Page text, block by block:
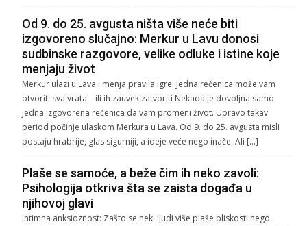
Od 9. do 25. avgusta ništa više neće biti
izgovoreno slučajno: Merkur u Lavu donosi
sudbinske razgovore, velike odluke i istine koje
menjaju život
Merkur ulazi u Lava i menja pravila igre: Jedna rečenica može vam
otvoriti sva vrata – ili ih zauvek zatvoriti Nekada je dovoljna samo
jedna izgovorena rečenica da vam promeni život. Upravo takav
period počinje ulaskom Merkura u Lava. Od 9. do 25. avgusta misli
postaju hrabrije, glas sigurniji, a ideje veće nego inače. Ali […]
Plaše se samoće, a beže čim ih neko zavoli:
Psihologija otkriva šta se zaista događa u
njihovoj glavi
Intimna anksioznost: Zašto se neki ljudi više plaše bliskosti nego